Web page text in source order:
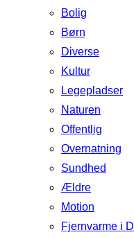
Bolig
Børn
Diverse
Kultur
Legepladser
Naturen
Offentlig
Overnatning
Sundhed
Ældre
Motion
Fjernvarme i